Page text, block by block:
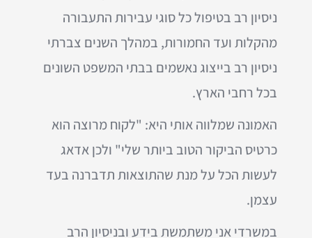
ניסיון רב בטיפול כל סוגי עבירות התעבורה
מהקלות ועד החמורות, במהלך השנים צברתי
ניסיון רב בייצוג נאשמים בבתי המשפט השונים
בכל רחבי הארץ.
האמונה שמלווה אותי היא: "לקוח מרוצה הוא
כרטיס הביקור הטוב ביותר שלי" ולכן אדאג
לעשות הכל על מנת שהתוצאות תדברנה בעד
עצמן.
במשרדי אני משתמשת בידע ובניסיון הרב